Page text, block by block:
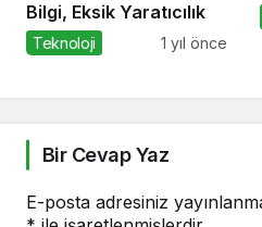
Bilgi, Eksik Yaratıcılık
Teknoloji 1 yıl önce
Bir Cevap Yaz
E-posta adresiniz